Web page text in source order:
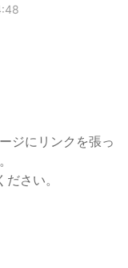
ジにリンクを張っ
さい。